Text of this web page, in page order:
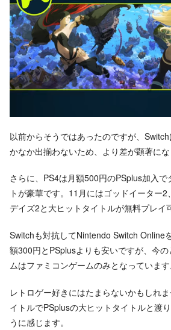
以前からそうではあったのですが、
かなか出揃わないため、より差が顕著にな
さらに、PS4は月額500円のPSplus加入
トが豪華です。11月にはゴッドイーター
デイズ2と大ヒットタイトルが無料プレイ
Switchも対抗してNintendo Switch Online
額300円とPSplusよりも安いですが、今
ムはファミコンゲームのみとなっています
レトロゲー好きにはたまらないかもしれ
イトルでPSplusの大ヒットタイトルと渡
うに感じます。